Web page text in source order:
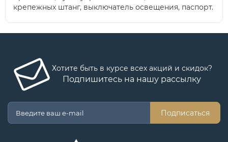
крепежных штанг, выключатель освещения, паспорт.
Хотите быть в курсе всех акций и скидок?
Подпишитесь на нашу рассылку
Подписаться